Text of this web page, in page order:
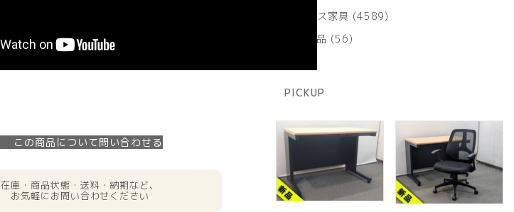
この商品について問い合わせる
在庫・商品状態・送料・納期など、
お気軽にお問い合わせください
商
の
オフィス家具 45894589
防災用品 5656
PICKUP